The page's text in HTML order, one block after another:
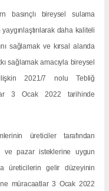
basınçlı bireysel sulama
daha kaliteli
sağlamak ve kırsal alanda
sağlamak amacıyla bireysel
2021/7 nolu Tebliğ
3 Ocak 2022 tarihinde
üreticiler tarafından
ve pazar isteklerine uygun
üreticilerin gelir düzeyinin
müracaatlar 3 Ocak 2022